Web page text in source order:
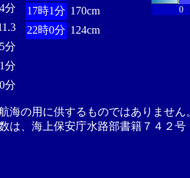
分
分
分
分
17時1分 170cm
22時0分 124cm
0
海の用に供するものではありませ
は、海上保安庁水路部書籍７４２